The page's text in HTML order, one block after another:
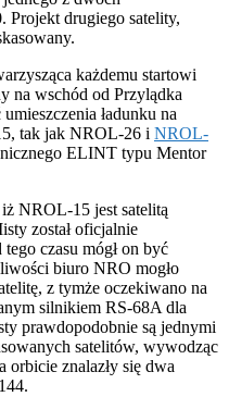
drugiego satelity,
każdemu startowi
na wschód od Przylądka
ładunku na
tak jak NROL-26 i NROL-
ELINT typu Mentor
NROL-15 jest satelitą
został oficjalnie
czasu mógł on być
biuro NRO mogło
z tymże oczekiwano na
silnikiem RS-68A dla
prawdopodobnie są jednymi
satelitów, wywodząc
orbicie znalazły się dwa